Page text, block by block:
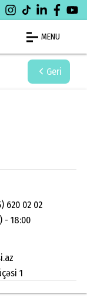
MENU
Geri
1
620 02 02
- 18:00